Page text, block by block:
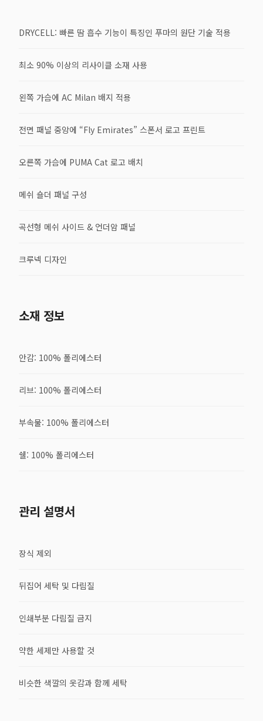
DRYCELL: 빠른 땀 흡수 기능이 특징인 푸마의 원단 기술 적용
최소 90% 이상의 리사이클 소재 사용
왼쪽 가슴에 AC Milan 배지 적용
전면 패널 중앙에 “Fly Emirates” 스폰서 로고 프린트
오른쪽 가슴에 PUMA Cat 로고 배치
메쉬 숄더 패널 구성
곡선형 메쉬 사이드 & 언더암 패널
크루넥 디자인
소재 정보
안감: 100% 폴리에스터
리브: 100% 폴리에스터
부속물: 100% 폴리에스터
쉘: 100% 폴리에스터
관리 설명서
장식 제외
뒤집어 세탁 및 다림질
인쇄부분 다림질 금지
약한 세제만 사용할 것
비슷한 색깔의 옷감과 함께 세탁